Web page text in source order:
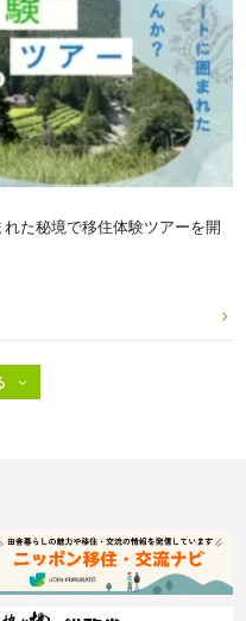
れた秘境で移住体験ツアーを開